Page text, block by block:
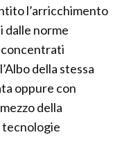
l’arricchimento
dalle norme
concentrati
della stessa
oppure con
della
tecnologie